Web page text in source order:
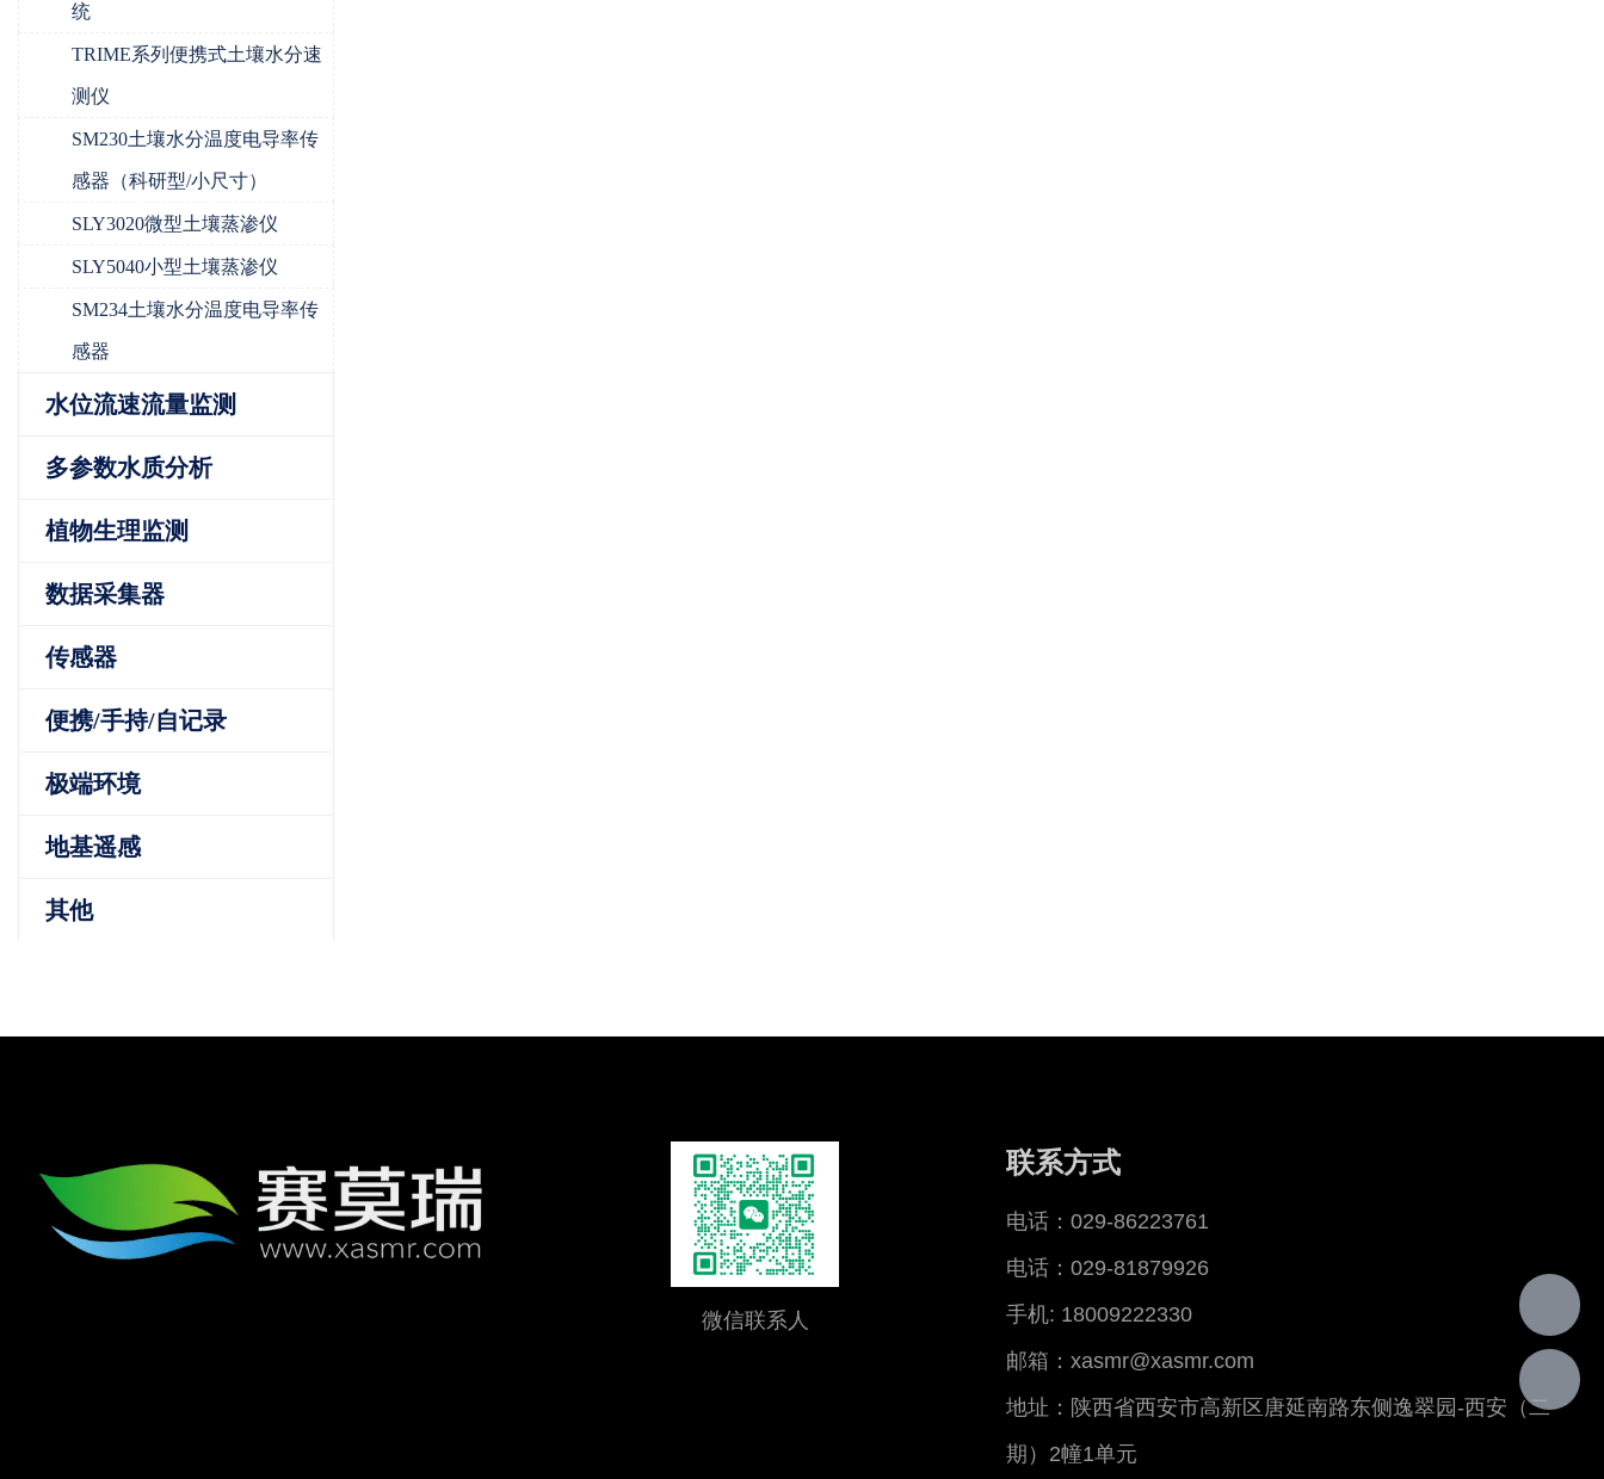
统
TRIME系列便携式土壤水分速
测仪
SM230土壤水分温度电导率传
感器（科研型/小尺寸）
SLY3020微型土壤蒸渗仪
SLY5040小型土壤蒸渗仪
SM234土壤水分温度电导率传
感器
水位流速流量监测
多参数水质分析
植物生理监测
数据采集器
传感器
便携/手持/自记录
极端环境
地基遥感
其他
微信联系人
联系方式
电话：029-86223761
电话：029-81879926
手机: 18009222330
邮箱：xasmr@xasmr.com
地址：陕西省西安市高新区唐延南路东侧逸翠园-西安（二
期）2幢1单元